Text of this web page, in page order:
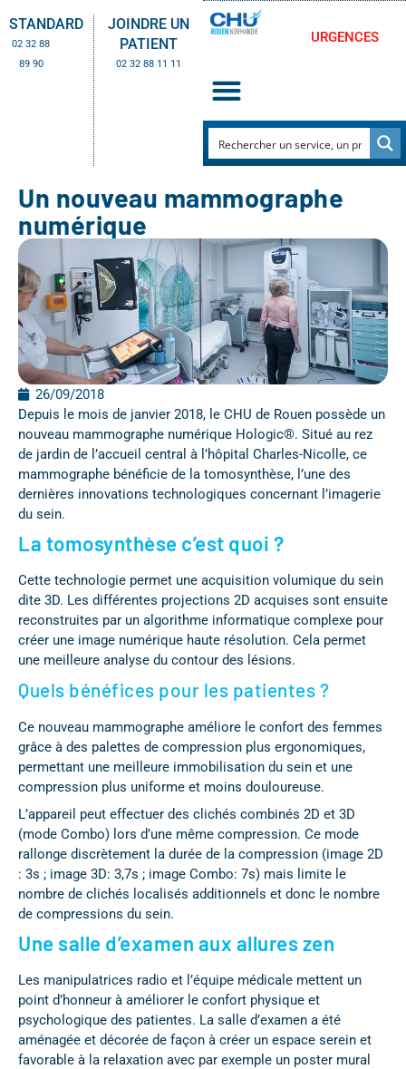
STANDARD
02 32 88
89 90
JOINDRE UN
PATIENT
02 32 88 11 11
URGENCES
Un nouveau mammographe
numérique
26/09/2018
Depuis le mois de janvier 2018, le CHU de Rouen possède un
nouveau mammographe numérique Hologic®. Situé au rez
de jardin de l’accueil central à l’hôpital Charles-Nicolle, ce
mammographe bénéficie de la tomosynthèse, l’une des
dernières innovations technologiques concernant l’imagerie
du sein.
La tomosynthèse c’est quoi ?
Cette technologie permet une acquisition volumique du sein
dite 3D. Les différentes projections 2D acquises sont ensuite
reconstruites par un algorithme informatique complexe pour
créer une image numérique haute résolution. Cela permet
une meilleure analyse du contour des lésions.
Quels bénéfices pour les patientes ?
Ce nouveau mammographe améliore le confort des femmes
grâce à des palettes de compression plus ergonomiques,
permettant une meilleure immobilisation du sein et une
compression plus uniforme et moins douloureuse.
L’appareil peut effectuer des clichés combinés 2D et 3D
(mode Combo) lors d’une même compression. Ce mode
rallonge discrètement la durée de la compression (image 2D
: 3s ; image 3D: 3,7s ; image Combo: 7s) mais limite le
nombre de clichés localisés additionnels et donc le nombre
de compressions du sein.
Une salle d’examen aux allures zen
Les manipulatrices radio et l’équipe médicale mettent un
point d’honneur à améliorer le confort physique et
psychologique des patientes. La salle d’examen a été
aménagée et décorée de façon à créer un espace serein et
favorable à la relaxation avec par exemple un poster mural